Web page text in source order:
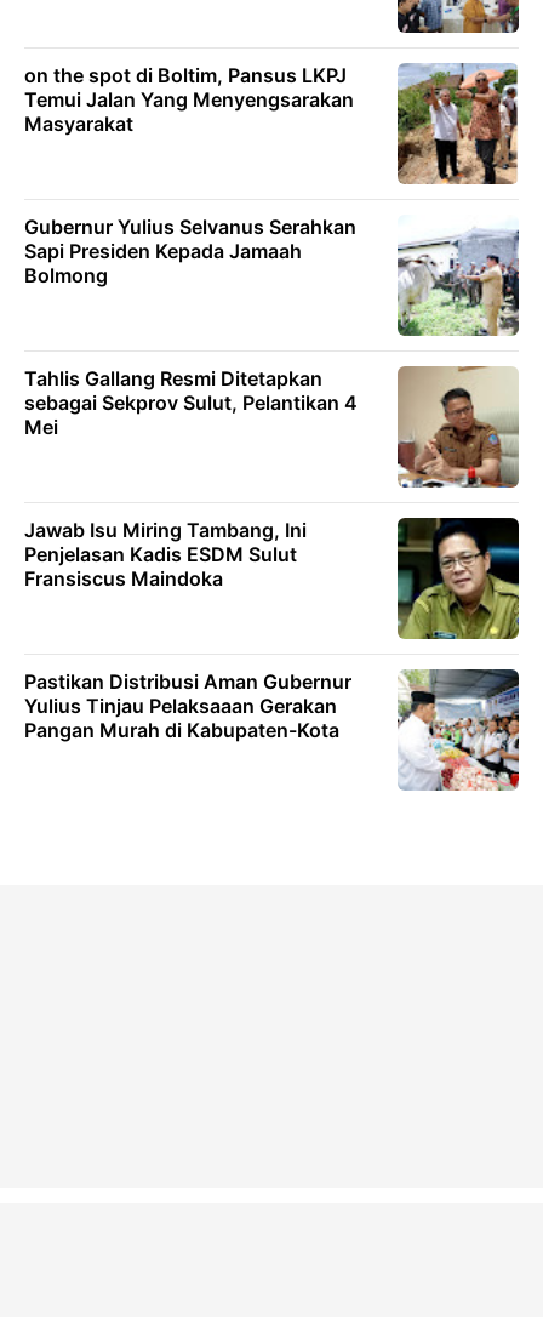
on the spot di Boltim, Pansus LKPJ
Temui Jalan Yang Menyengsarakan
Masyarakat
Gubernur Yulius Selvanus Serahkan
Sapi Presiden Kepada Jamaah
Bolmong
Tahlis Gallang Resmi Ditetapkan
sebagai Sekprov Sulut, Pelantikan 4
Mei
Jawab Isu Miring Tambang, Ini
Penjelasan Kadis ESDM Sulut
Fransiscus Maindoka
Pastikan Distribusi Aman Gubernur
Yulius Tinjau Pelaksaaan Gerakan
Pangan Murah di Kabupaten-Kota